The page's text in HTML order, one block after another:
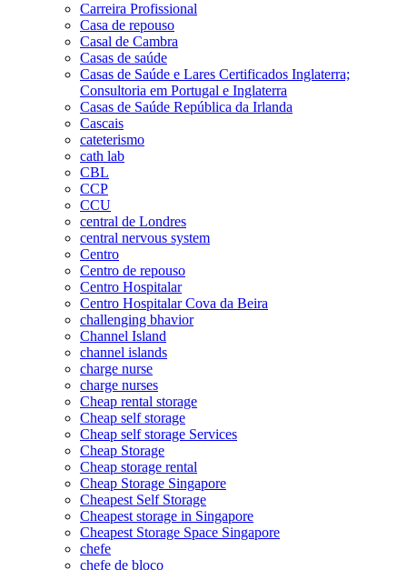
Carreira Profissional
Casa de repouso
Casal de Cambra
Casas de saúde
Casas de Saúde e Lares Certificados Inglaterra;
Consultoria em Portugal e Inglaterra
Casas de Saúde República da Irlanda
Cascais
cateterismo
cath lab
CBL
CCP
CCU
central de Londres
central nervous system
Centro
Centro de repouso
Centro Hospitalar
Centro Hospitalar Cova da Beira
challenging bhavior
Channel Island
channel islands
charge nurse
charge nurses
Cheap rental storage
Cheap self storage
Cheap self storage Services
Cheap Storage
Cheap storage rental
Cheap Storage Singapore
Cheapest Self Storage
Cheapest storage in Singapore
Cheapest Storage Space Singapore
chefe
chefe de bloco